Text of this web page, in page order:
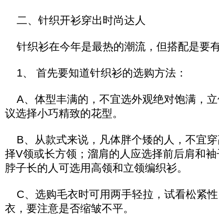
二、针织开衫穿出时尚达人
针织衫在今年是最热的潮流，但搭配是要
1、 首先要知道针织衫的选购方法：
A、体型丰满的，不宜选外观绝对饱满，
议选择小巧精致的花型。
B、从款式来说，凡体胖个矮的人，不宜
择V领或长方领；溜肩的人应选择前后肩和
脖子长的人可选用高领和立领编织衫。
C、选购毛衣时可用两手轻拉，试看松紧
衣，要注意是否缩皱不平。